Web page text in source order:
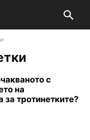
с
на
тротинетките?